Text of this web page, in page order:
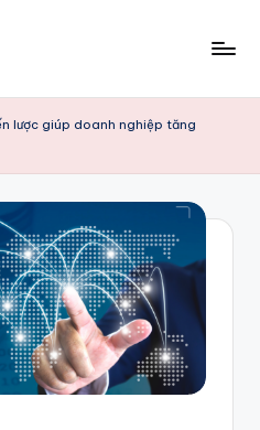
lược giúp doanh nghiệp tăng